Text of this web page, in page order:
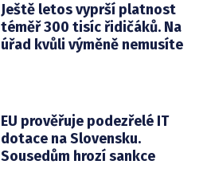
Ještě letos vyprší platnost
téměř 300 tisíc řidičáků. Na
úřad kvůli výměně nemusíte
EU prověřuje podezřelé IT
dotace na Slovensku.
Sousedům hrozí sankce